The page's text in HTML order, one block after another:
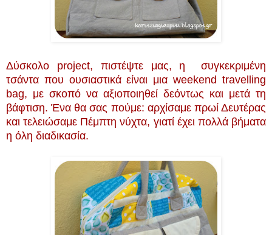
Δύσκολο project, πιστέψτε μας, η συγκεκριμένη
τσάντα που ουσιαστικά είναι μια weekend travelling
bag, με σκοπό να αξιοποιηθεί δεόντως και μετά τη
βάφτιση. Ένα θα σας πούμε: αρχίσαμε πρωί Δευτέρας
και τελειώσαμε Πέμπτη νύχτα, γιατί έχει πολλά βήματα
η όλη διαδικασία.